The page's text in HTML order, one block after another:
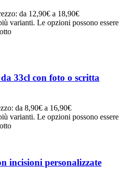
da 12,90€ a 18,90€
varianti. Le opzioni possono essere
33cl con foto o scritta
da 8,90€ a 16,90€
varianti. Le opzioni possono essere
incisioni personalizzate